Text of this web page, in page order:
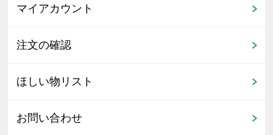
マイアカウント
注文の確認
ほしい物リスト
お問い合わせ